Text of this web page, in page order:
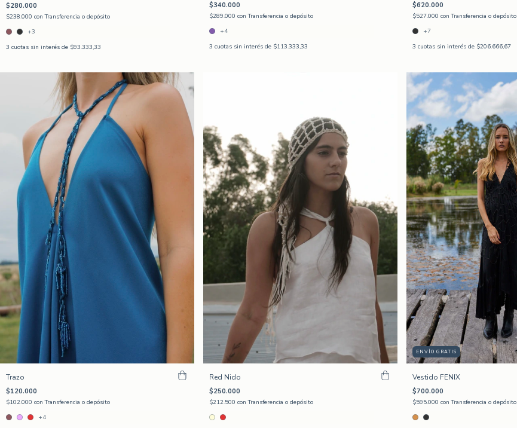
$280.000
$238.000 con Transferencia o depósito
+3
3 cuotas sin interés de $93.333,33
$340.000
$289.000 con Transferencia o depósito
+4
3 cuotas sin interés de $113.333,33
$620.000
$527.000 con Transferencia o depósito
+7
3 cuotas sin interés de $206.666,67
Trazo
$120.000
$102.000 con Transferencia o depósito
+4
Red Nido
$250.000
$212.500 con Transferencia o depósito
ENVÍO GRATIS
Vestido FENIX
$700.000
$595.000 con Transferencia o depósito